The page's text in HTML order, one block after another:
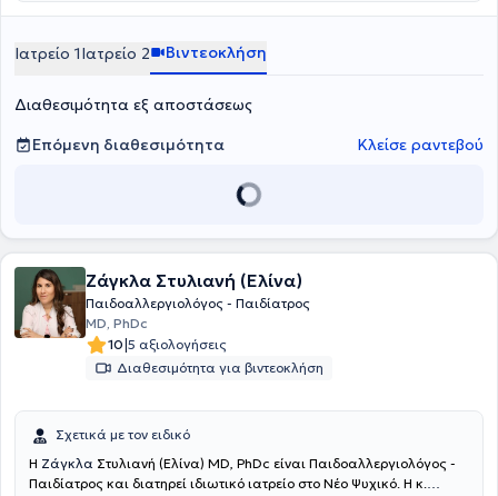
Ιατρείο 1Ιατρείο 2 Βιντεοκλήση
Διαθεσιμότητα εξ αποστάσεως
Επόμενη διαθεσιμότητα
Κλείσε ραντεβού
Ζάγκλα Στυλιανή (Ελίνα)
Παιδοαλλεργιολόγος - Παιδίατρος
MD, PhDc
10|5 αξιολογήσεις
Διαθεσιμότητα για βιντεοκλήση
Σχετικά με τον ειδικό
Η Ζάγκλα Στυλιανή (Ελίνα) MD, PhDc είναι Παιδοαλλεργιολόγος -
Παιδίατρος και διατηρεί ιδιωτικό ιατρείο στο Νέο Ψυχικό. Η κ.